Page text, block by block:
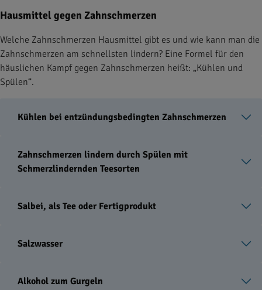
Hausmittel gegen Zahnschmerzen
Welche Zahnschmerzen Hausmittel gibt es und wie kann man die
Zahnschmerzen am schnellsten lindern? Eine Formel für den
häuslichen Kampf gegen Zahnschmerzen heißt: „Kühlen und
Spülen“.
Kühlen bei entzündungsbedingten Zahnschmerzen
Zahnschmerzen lindern durch Spülen mit
Schmerzlindernden Teesorten
Salbei, als Tee oder Fertigprodukt
Salzwasser
Alkohol zum Gurgeln